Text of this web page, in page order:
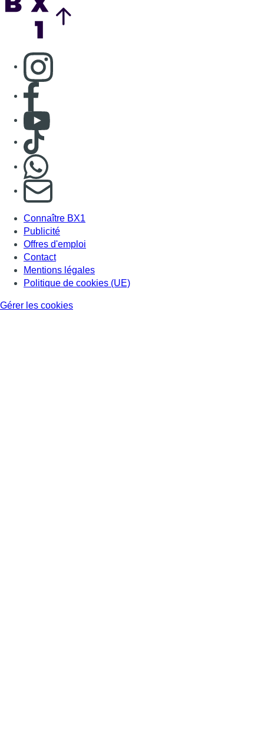
Consulter page Instagram
Consulter page Facebook
Consulter Youtube
Consulter TikTok
S'abonner à notre newsletter
Connaître BX1
Publicité
Offres d'emploi
Contact
Mentions légales
Politique de cookies (UE)
Gérer les cookies